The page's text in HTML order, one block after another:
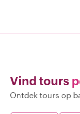
Vind tours
Ontdek tours op